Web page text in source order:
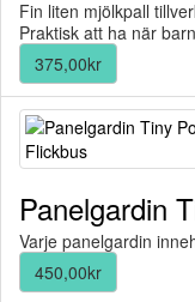
Fin liten mjölkpall
Praktisk att ha när
375,00kr
Panelgardin
Varje panelgardin
450,00kr